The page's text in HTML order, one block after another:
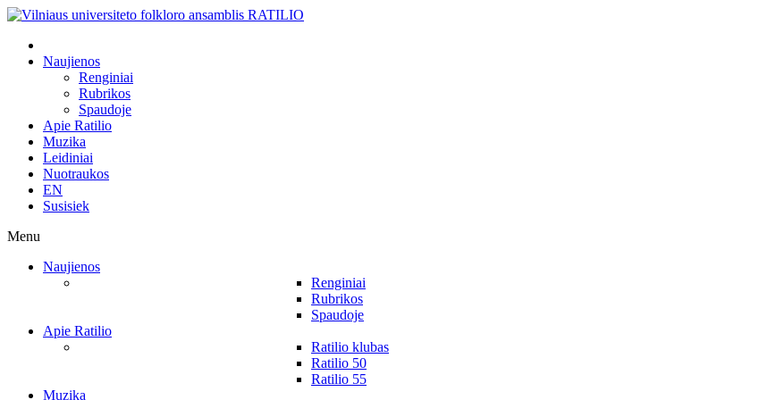
Naujienos
Renginiai
Rubrikos
Spaudoje
Apie Ratilio
Muzika
Leidiniai
Nuotraukos
EN
Susisiek
Menu
Naujienos
Renginiai
Rubrikos
Spaudoje
Apie Ratilio
Ratilio klubas
Ratilio 50
Ratilio 55
Muzika